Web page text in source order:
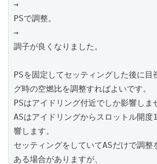
→
PSで調整。
→
調子が良くなりました。
PSを固定してセッティングした後に目
グ時の空燃比を調整すればよいです。
PSはアイドリング付近でしか影響しま
ASはアイドリングからスロットル開
響します。
セッティングをしていてASだけで調整
ある場合がありますが、